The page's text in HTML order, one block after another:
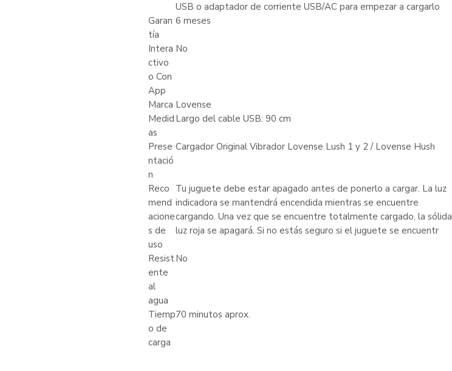
USB o adaptador de corriente USB/AC para empezar a cargarlo
Garan
tía
6 meses
Intera
ctivo
o Con
App
No
Marca Lovense
Medid
as
Largo del cable USB: 90 cm
Prese
ntació
n
Cargador Original Vibrador Lovense Lush 1 y 2 / Lovense Hush
Reco
mend
acione
s de
uso
Tu juguete debe estar apagado antes de ponerlo a cargar. La luz
indicadora se mantendrá encendida mientras se encuentre
cargando. Una vez que se encuentre totalmente cargado, la sólida
luz roja se apagará. Si no estás seguro si el juguete se encuentr
Resist
ente
al
agua
No
Tiemp
o de
carga
70 minutos aprox.